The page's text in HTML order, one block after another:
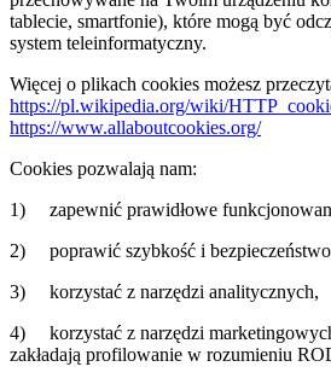
tablecie, smartfonie), które mogą być
system teleinformatyczny.
Więcej o plikach cookies możesz
https://pl.wikipedia.org/wiki/
https://www.allaboutcookies.org/
Cookies pozwalają nam:
1) zapewnić prawidłowe
2) poprawić szybkość i bezpieczeństwo
3) korzystać z narzędzi analitycznych,
4) korzystać z narzędzi
zakładają profilowanie w rozumieniu